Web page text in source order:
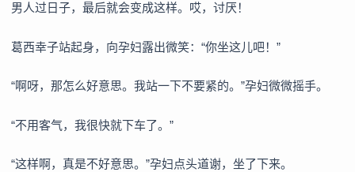
男人过日子，最后就会变成这样。哎，讨厌！
葛西幸子站起身，向孕妇露出微笑：“你坐这儿吧！”
“啊呀，那怎么好意思。我站一下不要紧的。”孕妇微微摇手。
“不用客气，我很快就下车了。”
“这样啊，真是不好意思。”孕妇点头道谢，坐了下来。